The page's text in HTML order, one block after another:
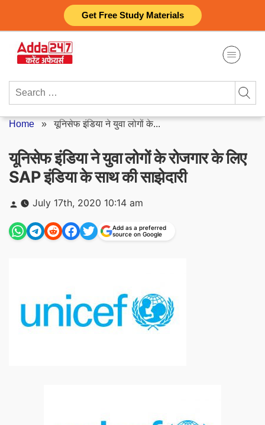
Get Free Study Materials
content
Search
Home »यूनिसेफ इंडिया ने युवा लोगों के...
यूनिसेफ इंडिया ने युवा लोगों के रोजगार के लिए
SAP इंडिया के साथ की साझेदारी
Posted
by
July 17th, 2020 10:14 am
Add as a preferred
source on Google